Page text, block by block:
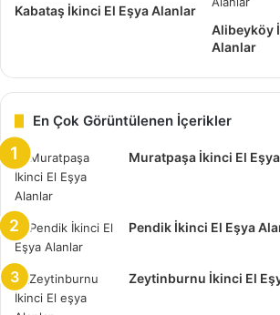
vermek istediğiniz yatak odası ve yemek
mobilyaların da sağlam olması gerekir.
parçası yada kırık olan bir parçası varsa,
insanlar büyük sıkıntı olabilir.
Sonuçta insanlar bu mobilyaları,
kullanmak üzere alıyor. Zeytinburnu ikinci
yerler firması olarak bizler, bazı ufak
edebiliriz. Fakat büyük hasar oluşan
yada bakım yapacak atölyelerimiz yok.
İstanbul Zeytinburnu İkinci
Alanlar
Kabataş İkinci El Eşya Alanlar
Alibeyköy
Alanlar
En Çok Görüntülenen İçerikler
Muratpaşa İkinci El
Pendik İkinci El Eşya
Zeytinburnu İkinci El